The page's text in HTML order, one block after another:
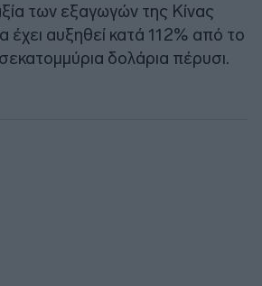
των εξαγωγών της Κίνας
έχει αυξηθεί κατά 112% από το
δολάρια πέρυσι.